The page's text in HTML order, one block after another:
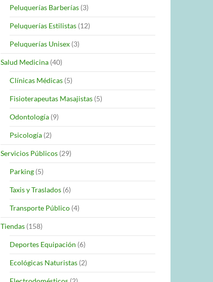
Peluquerías Barberías (3)
Peluquerías Estilistas (12)
Peluquerías Unisex (3)
Salud Medicina (40)
Clínicas Médicas (5)
Fisioterapeutas Masajistas (5)
Odontología (9)
Psicología (2)
Servicios Públicos (29)
Parking (5)
Taxis y Traslados (6)
Transporte Público (4)
Tiendas (158)
Deportes Equipación (6)
Ecológicas Naturistas (2)